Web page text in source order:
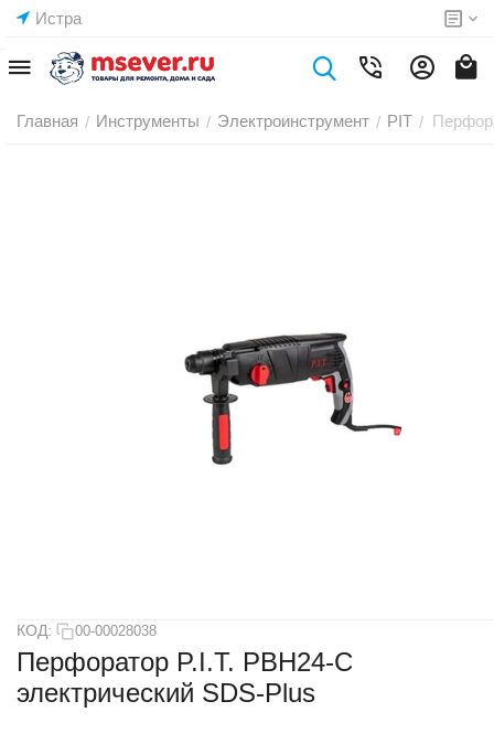
Истра
Главная / Инструменты / Электроинструмент / PIT /
КОД: 00-00028038
Перфоратор P.I.T. PBH24-C
электрический SDS-Plus